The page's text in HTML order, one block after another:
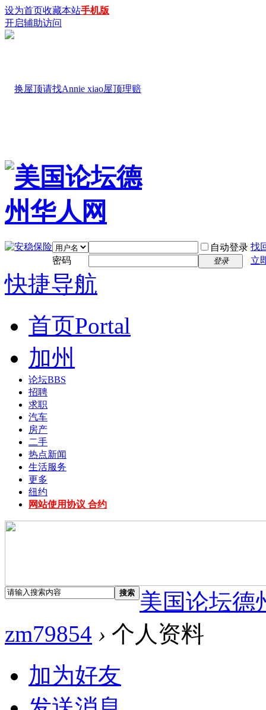
设为首页收藏本站手机版
开启辅助访问
自动登录 找
密码
登录 立
快捷导航
首页Portal
加州
论坛BBS
招聘
求职
汽车
房产
二手
热点新闻
生活服务
更多
纽约
网站使用协议 合约
搜索
美国论坛德
zm79854 › 个人资料
加为好友